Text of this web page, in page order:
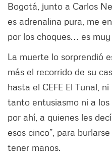
Bogotá, junto a Carlos
es adrenalina pura, me
por los choques… es
La muerte lo sorprendió
más el recorrido de su
hasta el CEFE El Tunal,
tanto entusiasmo ni a
por ahí, a quienes les
esos cinco”, para
tener manos.